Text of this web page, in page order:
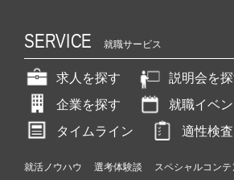
SERVICE 就職サービス
求人を探す
説明会を
企業を探す
就職イベ
タイムライン
適性検査
就活ノウハウ 選考体験談 スペシャルコンテ